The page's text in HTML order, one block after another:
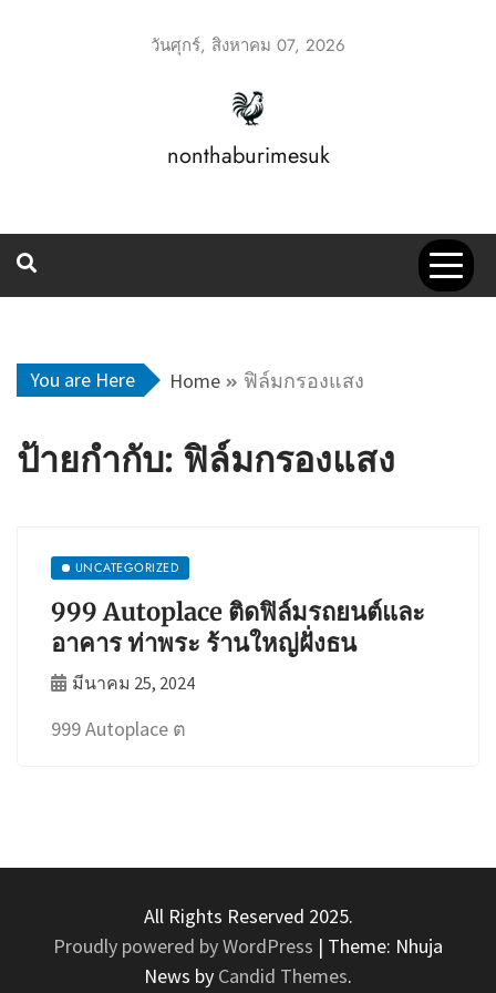
วันศุกร์, สิงหาคม 07, 2026
nonthaburimesuk
You are Here Home ฟิล์มกรองแสง
ป้ายกำกับ: ฟิล์มกรองแสง
UNCATEGORIZED
999 Autoplace ติดฟิล์มรถยนต์และ
อาคาร ท่าพระ ร้านใหญ่ฝั่งธน
มีนาคม 25, 2024
999 Autoplace ต
All Rights Reserved 2025.
Proudly powered by WordPress | Theme: Nhuja
News by Candid Themes.